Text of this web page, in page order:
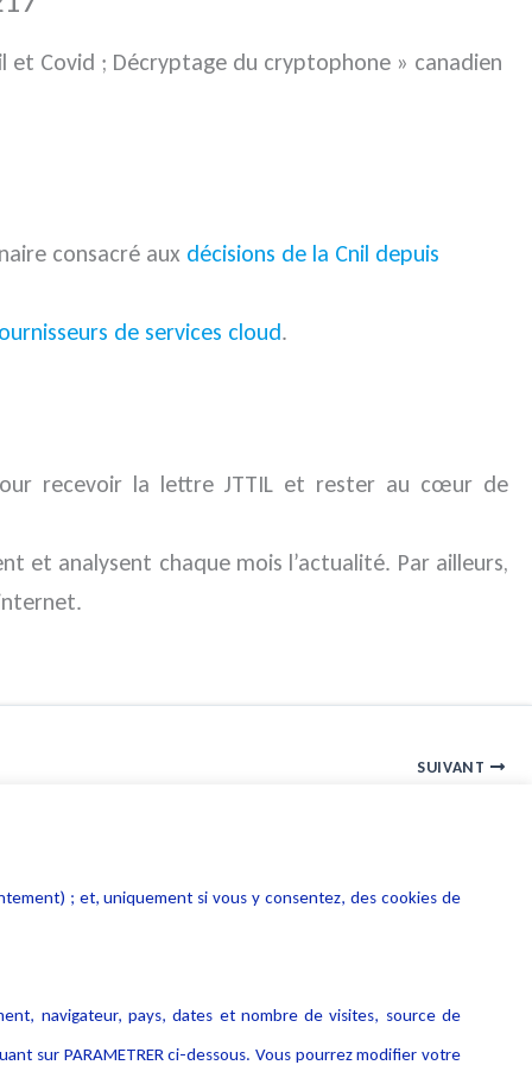
et Covid ; Décryptage du cryptophone » canadien
consacré aux décisions de la Cnil depuis
de services cloud.
recevoir la lettre JTTIL et rester au cœur de
et analysent chaque mois l’actualité. Par ailleurs,
SUIVANT
; et, uniquement si vous y consentez, des cookies de
navigateur, pays, dates et nombre de visites, source de
sur PARAMETRER ci-dessous. Vous pourrez modifier votre